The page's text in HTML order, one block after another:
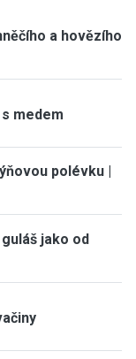
a hovězího
medem
polévku |
jako od